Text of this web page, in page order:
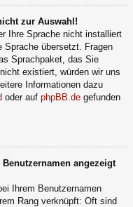
zur Auswahl!
Ihre Sprache nicht installiert
Sprache übersetzt. Fragen
Sprachpaket, das Sie
existiert, würden wir uns
Informationen dazu
oder auf phpBB.de gefunden
angezeigt
Ihrem Benutzernamen
Rang verknüpft: Oft sind